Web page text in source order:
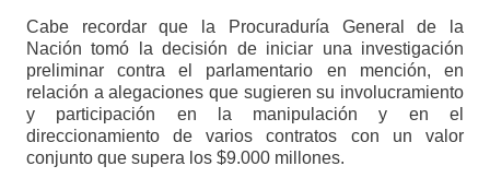
Cabe recordar que la Procuraduría General de la
Nación tomó la decisión de iniciar una investigación
preliminar contra el parlamentario en mención, en
relación a alegaciones que sugieren su involucramiento
y participación en la manipulación y en el
direccionamiento de varios contratos con un valor
conjunto que supera los $9.000 millones.